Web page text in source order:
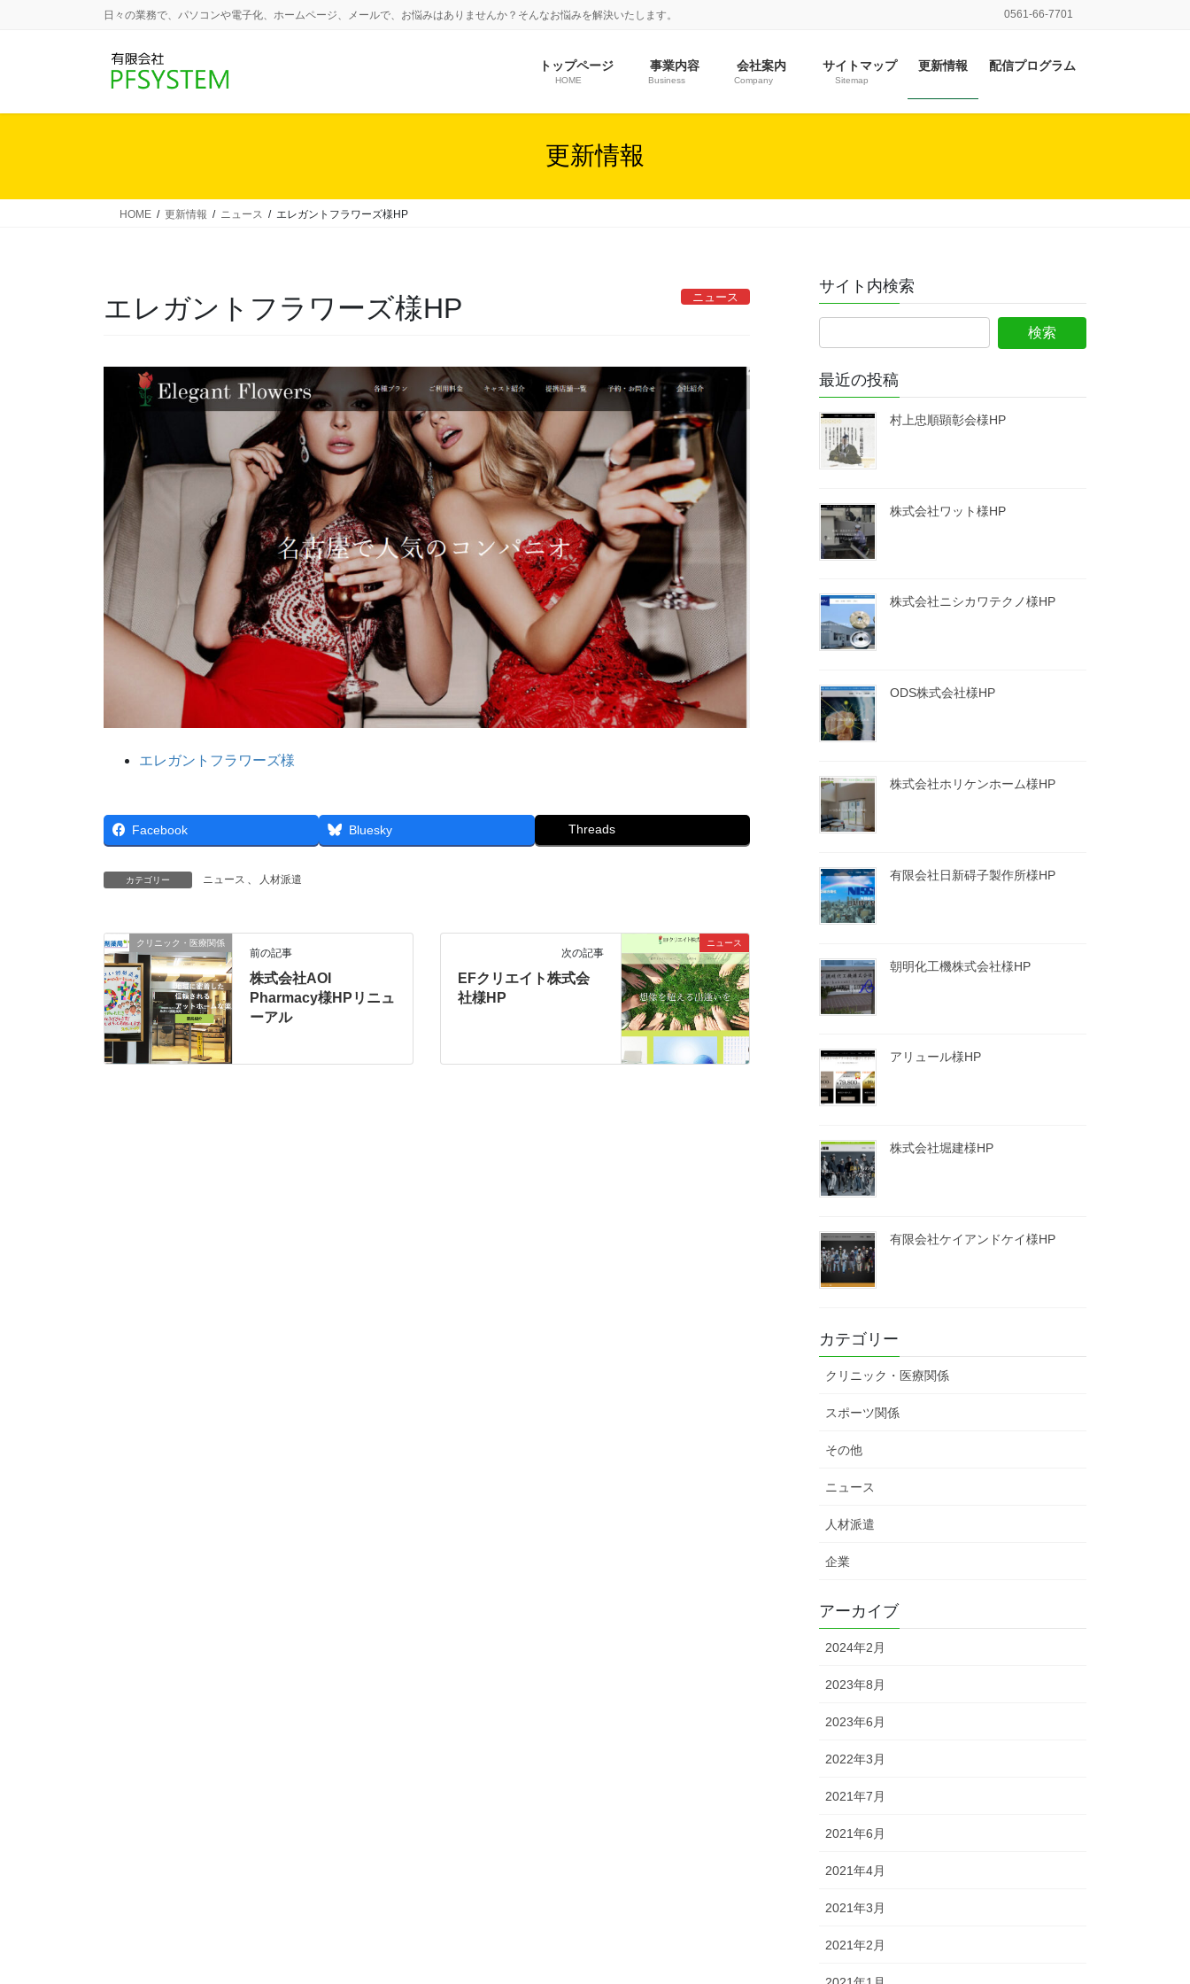
に
ョ
動
日々の業務で、パソコンや電子化、ホームページ、メールで、お悩みはありませんか？そんなお悩みを解決いたします。 0561-66-7701
トップページ
HOME
事業内容
Business
会社案内
Company
サイトマップ
Sitemap
更新情報 配信プログラム
更新情報
HOME 更新情報 ニュース エレガントフラワーズ様HP
ニュース
エレガントフラワーズ様HP
エレガントフラワーズ様
Facebook Bluesky Threads
カテゴリー ニュース 人材派遣
クリニック・医療関係
前の記事
株式会社AOI
Pharmacy様HPリニュ
ーアル
ニュース
次の記事
EFクリエイト株式会
社様HP
サイト内検索
最近の投稿
村上忠順顕彰会様HP
株式会社ワット様HP
株式会社ニシカワテクノ様HP
ODS株式会社様HP
株式会社ホリケンホーム様HP
有限会社日新碍子製作所様HP
朝明化工機株式会社様HP
アリュール様HP
株式会社堀建様HP
有限会社ケイアンドケイ様HP
カテゴリー
クリニック・医療関係
スポーツ関係
その他
ニュース
人材派遣
企業
アーカイブ
2024年2月
2023年8月
2023年6月
2022年3月
2021年7月
2021年6月
2021年4月
2021年3月
2021年2月